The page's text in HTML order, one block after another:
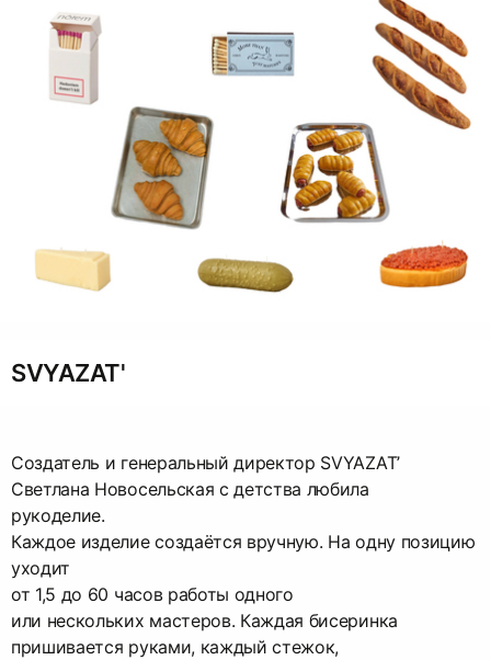
SVYAZAT'
Создатель и генеральный директор SVYAZAT’
Светлана Новосельская с детства любила
рукоделие.
Каждое изделие создаётся вручную. На одну позицию
уходит
от 1,5 до 60 часов работы одного
или нескольких мастеров. Каждая бисеринка
пришивается руками, каждый стежок,